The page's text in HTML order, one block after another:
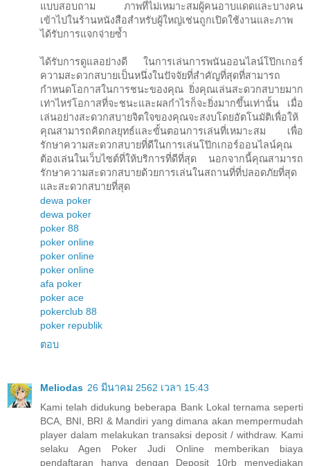
แบบสอบถาม ภาพที่ไม่เหมาะสมผู้คนอาบแดดและบางคน
เข้าไปในร้านหนังสือสำหรับผู้ใหญ่เช่นถูกเปิดใช้งานและภาพ
ได้รับการแจกจ่ายซ้ำ
ได้รับการดูแลอย่างดี ในการเล่นการพนันออนไลน์โป๊กเกอร์
ความสะดวกสบายเป็นหนึ่งในปัจจัยที่สำคัญที่สุดที่สามารถ
กำหนดโอกาสในการชนะของคุณ ยิ่งคุณเล่นสะดวกสบายมาก
เท่าไหร่โอกาสที่จะชนะและผลกำไรก็จะยิ่งมากขึ้นเท่านั้น เมื่อ
เล่นอย่างสะดวกสบายจิตใจของคุณจะสงบโดยอัตโนมัติเพื่อให้
คุณสามารถคิดกลยุทธ์และขั้นตอนการเล่นที่เหมาะสม เพื่อ
รักษาความสะดวกสบายที่ดีในการเล่นโป๊กเกอร์ออนไลน์คุณ
ต้องเล่นในเว็บไซต์ที่ให้บริการที่ดีที่สุด นอกจากนี้คุณสามารถ
รักษาความสะดวกสบายด้วยการเล่นในสถานที่ที่ปลอดภัยที่สุด
และสะดวกสบายที่สุด
dewa poker
dewa poker
poker 88
poker online
poker online
poker online
afa poker
poker ace
pokerclub 88
poker republik
ตอบ
Meliodas 26 มีนาคม 2562 เวลา 15:43
Kami telah didukung beberapa Bank Lokal ternama seperti
BCA, BNI, BRI & Mandiri yang dimana akan mempermudah
player dalam melakukan transaksi deposit / withdraw. Kami
selaku Agen Poker Judi Online memberikan biaya
pendaftaran hanya dengan Deposit 10rb menyediakan